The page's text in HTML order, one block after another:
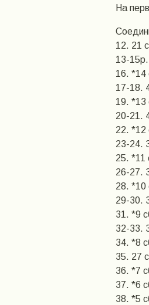
На
12. 21
13-
16. *14
17-18.
19. *13
20-21.
22. *12
23-24.
25. *11
26-27.
28. *10
29-30.
31. *9
32-33.
34. *8
35. 27
36. *7
37. *6
38. *5